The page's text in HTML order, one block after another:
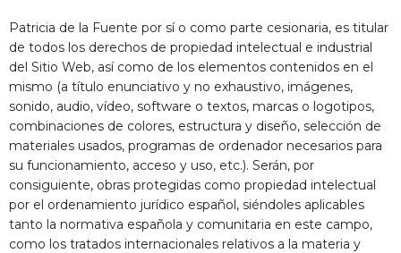
Patricia de la Fuente por sí o como parte cesionaria, es titular
de todos los derechos de propiedad intelectual e industrial
del Sitio Web, así como de los elementos contenidos en el
mismo (a título enunciativo y no exhaustivo, imágenes,
sonido, audio, vídeo, software o textos, marcas o logotipos,
combinaciones de colores, estructura y diseño, selección de
materiales usados, programas de ordenador necesarios para
su funcionamiento, acceso y uso, etc.). Serán, por
consiguiente, obras protegidas como propiedad intelectual
por el ordenamiento jurídico español, siéndoles aplicables
tanto la normativa española y comunitaria en este campo,
como los tratados internacionales relativos a la materia y